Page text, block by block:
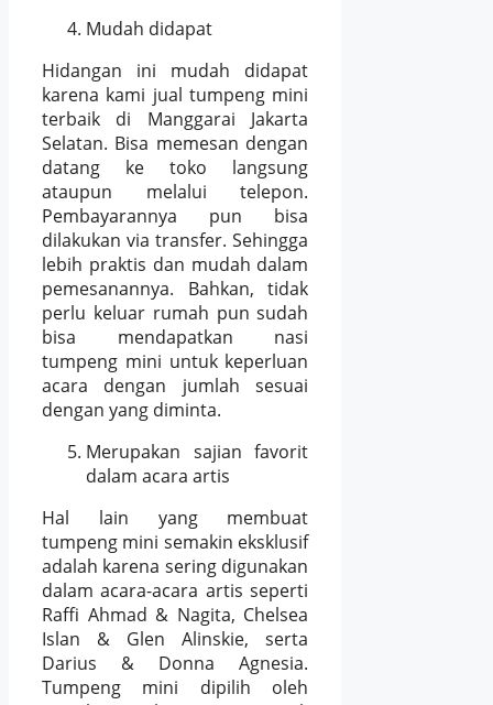
Mudah didapat
Hidangan ini mudah didapat
karena kami jual tumpeng mini
terbaik di Manggarai Jakarta
Selatan. Bisa memesan dengan
datang ke toko langsung
ataupun melalui telepon.
Pembayarannya pun bisa
dilakukan via transfer. Sehingga
lebih praktis dan mudah dalam
pemesanannya. Bahkan, tidak
perlu keluar rumah pun sudah
bisa mendapatkan nasi
tumpeng mini untuk keperluan
acara dengan jumlah sesuai
dengan yang diminta.
Merupakan sajian favorit
dalam acara artis
Hal lain yang membuat
tumpeng mini semakin eksklusif
adalah karena sering digunakan
dalam acara-acara artis seperti
Raffi Ahmad & Nagita, Chelsea
Islan & Glen Alinskie, serta
Darius & Donna Agnesia.
Tumpeng mini dipilih oleh